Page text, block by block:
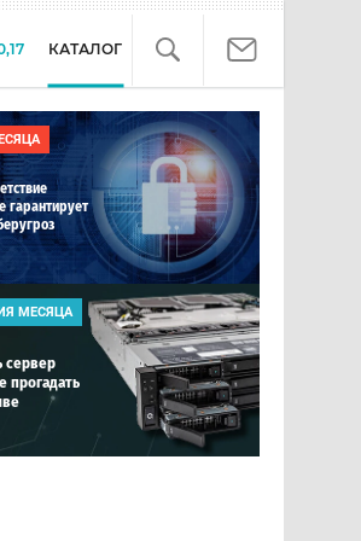
КАТАЛОГ
гарантирует
МЕСЯЦА
сервер
прогадать